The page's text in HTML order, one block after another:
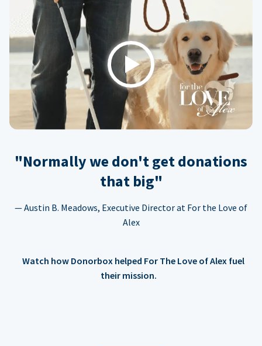
Play
"Normally we don't get donations
that big"
— Austin B. Meadows, Executive Director at For the Love of
Alex
Watch how Donorbox helped For The Love of Alex fuel
their mission.